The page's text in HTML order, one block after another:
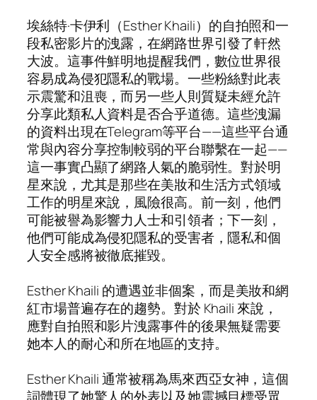
埃絲特·卡伊利（Esther Khaili）的自拍照和一
段私密影片的洩露，在網路世界引發了軒然
大波。這事件鮮明地提醒我們，數位世界很
容易成為侵犯隱私的戰場。一些粉絲對此表
示震驚和沮喪，而另一些人則質疑未經允許
分享此類私人資料是否合乎道德。這些洩漏
的資料出現在Telegram等平台——這些平台通
常與內容分享控制較弱的平台聯繫在一起——
這一事實凸顯了網路人氣的脆弱性。對於明
星來說，尤其是那些在美妝和生活方式領域
工作的明星來說，風險很高。前一刻，他們
可能被譽為影響力人士和引領者；下一刻，
他們可能成為侵犯隱私的受害者，隱私和個
人安全感將被徹底摧毀。
Esther Khaili 的遭遇並非個案，而是美妝和網
紅市場普遍存在的趨勢。對於 Khaili 來說，
應對自拍照和影片洩露事件的後果無疑需要
她本人的耐心和所在地區的支持。
Esther Khaili 通常被稱為馬來西亞女神，這個